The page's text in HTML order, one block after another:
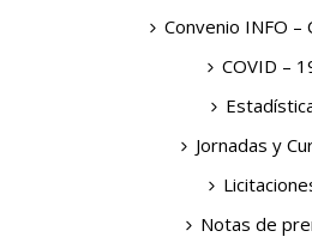
Convenio INFO –
COVID –
Jornadas y
Notas de